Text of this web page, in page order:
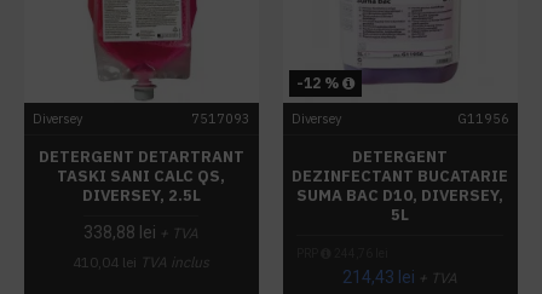
Diversey 7517093
DETERGENT DETARTRANT
TASKI SANI CALC QS,
DIVERSEY, 2.5L
338,88 lei + TVA
410,04 lei TVA inclus
-12 %
Diversey G11956
DETERGENT
DEZINFECTANT BUCATARIE
SUMA BAC D10, DIVERSEY,
5L
214,43 lei + TVA